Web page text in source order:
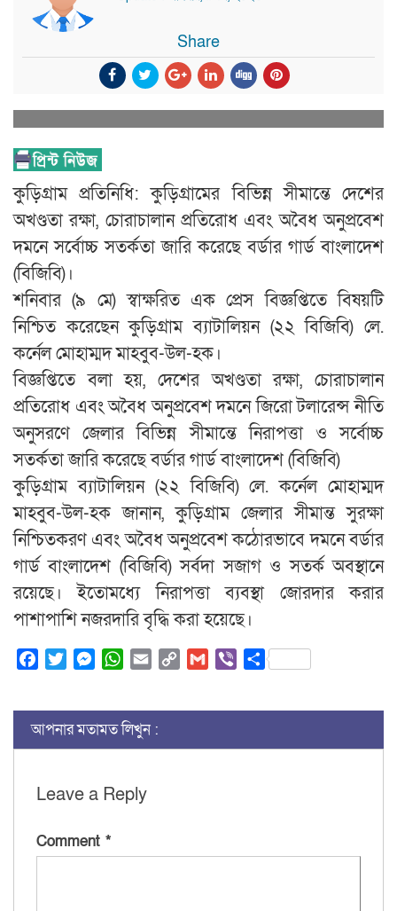
Share
কুড়িগ্রাম প্রতিনিধি: কুড়িগ্রামের বিভিন্ন সীমান্তে দেশের
অখণ্ডতা রক্ষা, চোরাচালান প্রতিরোধ এবং অবৈধ অনুপ্রবেশ
দমনে সর্বোচ্চ সতর্কতা জারি করেছে বর্ডার গার্ড বাংলাদেশ
(বিজিবি)।
শনিবার (৯ মে) স্বাক্ষরিত এক প্রেস বিজ্ঞপ্তিতে বিষয়টি
নিশ্চিত করেছেন কুড়িগ্রাম ব্যাটালিয়ন (২২ বিজিবি) লে.
কর্নেল মোহাম্মদ মাহবুব-উল-হক।
বিজ্ঞপ্তিতে বলা হয়, দেশের অখণ্ডতা রক্ষা, চোরাচালান
প্রতিরোধ এবং অবৈধ অনুপ্রবেশ দমনে জিরো টলারেন্স নীতি
অনুসরণে জেলার বিভিন্ন সীমান্তে নিরাপত্তা ও সর্বোচ্চ
সতর্কতা জারি করেছে বর্ডার গার্ড বাংলাদেশ (বিজিবি)
কুড়িগ্রাম ব্যাটালিয়ন (২২ বিজিবি) লে. কর্নেল মোহাম্মদ
মাহবুব-উল-হক জানান, কুড়িগ্রাম জেলার সীমান্ত সুরক্ষা
নিশ্চিতকরণ এবং অবৈধ অনুপ্রবেশ কঠোরভাবে দমনে বর্ডার
গার্ড বাংলাদেশ (বিজিবি) সর্বদা সজাগ ও সতর্ক অবস্থানে
রয়েছে। ইতোমধ্যে নিরাপত্তা ব্যবস্থা জোরদার করার
পাশাপাশি নজরদারি বৃদ্ধি করা হয়েছে।
FacebookTwitterMessenger
WhatsApp
Email Copy
Gmail ViberShare
আপনার মতামত লিখুন :
Leave a Reply
Comment *